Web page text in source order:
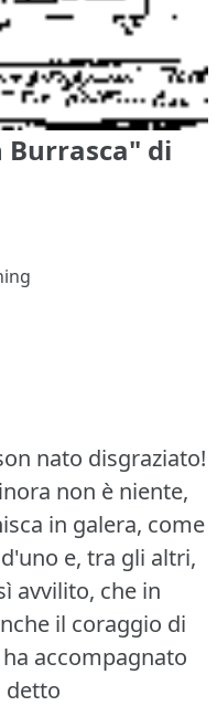
di
nato disgraziato!
non è niente,
in galera, come
e, tra gli altri,
avvilito, che in
il coraggio di
accompagnato
detto